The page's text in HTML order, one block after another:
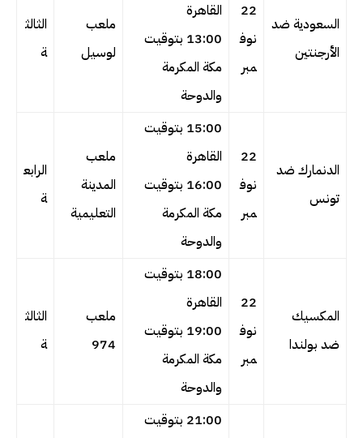
السعودية ضد
الأرجنتين
22
نوف
مبر
القاهرة
13:00 بتوقيت
مكة المكرمة
والدوحة
ملعب
لوسيل
الثالث
ة
الدنمارك ضد
تونس
22
نوف
مبر
15:00 بتوقيت
القاهرة
16:00 بتوقيت
مكة المكرمة
والدوحة
ملعب
المدينة
التعليمية
الرابع
ة
المكسيك
ضد بولندا
22
نوف
مبر
18:00 بتوقيت
القاهرة
19:00 بتوقيت
مكة المكرمة
والدوحة
ملعب
974
الثالث
ة
21:00 بتوقيت